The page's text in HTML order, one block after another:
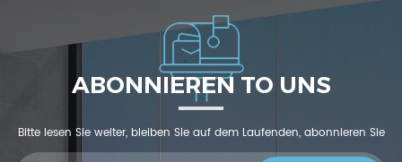
ABONNIEREN TO UNS
Bitte lesen Sie weiter, bleiben Sie auf dem Laufenden, abonnieren Sie
und wir begrüßen Sie, uns was zu sagendu denkst